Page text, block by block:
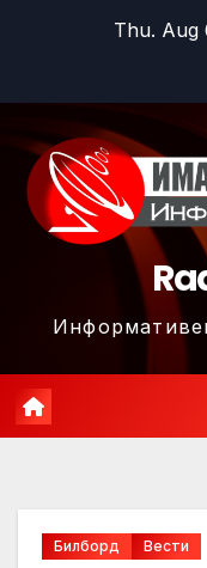
Thu. Aug
Билборд Вести